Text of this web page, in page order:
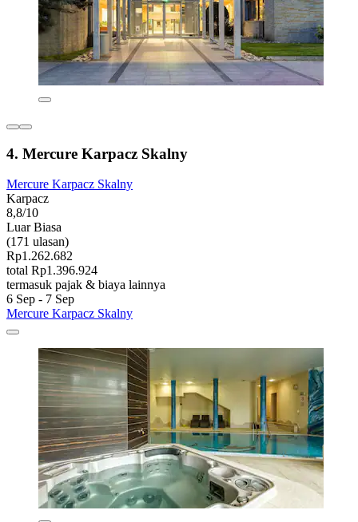
4. Mercure Karpacz Skalny
Mercure Karpacz Skalny
Karpacz
8,8/10
Luar Biasa
(171 ulasan)
Rp1.262.682
total Rp1.396.924
termasuk pajak & biaya lainnya
6 Sep - 7 Sep
Mercure Karpacz Skalny